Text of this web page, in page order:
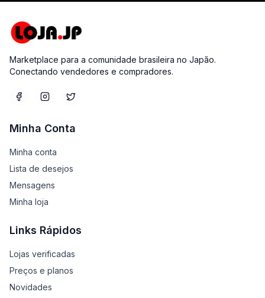
Marketplace para a comunidade brasileira no Japão.
Conectando vendedores e compradores.
Minha Conta
Minha conta
Lista de desejos
Mensagens
Minha loja
Links Rápidos
Lojas verificadas
Preços e planos
Novidades